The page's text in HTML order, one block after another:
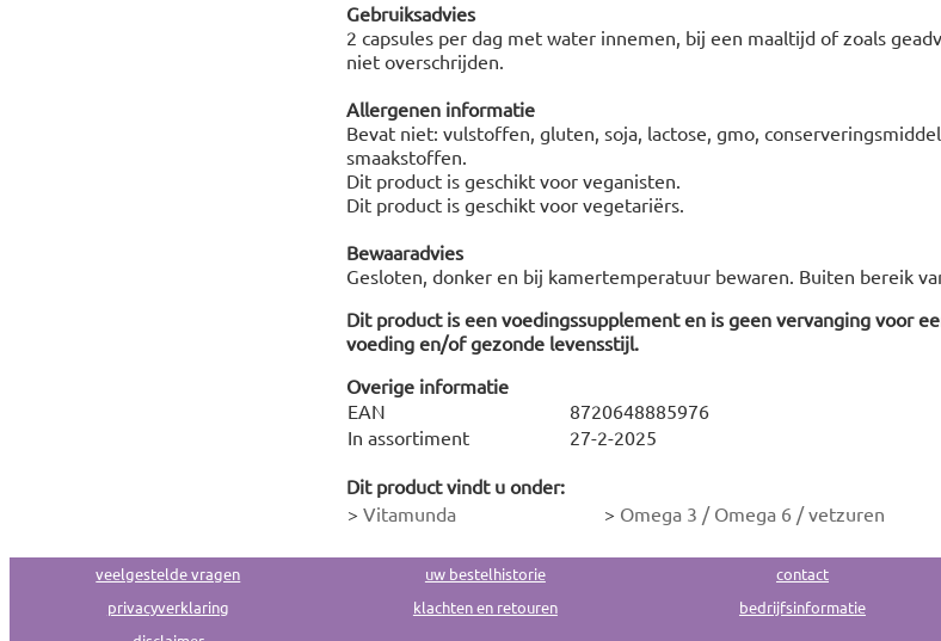
Gebruiksadvies
2 capsules per dag met water innemen, bij een maaltijd of zoals
niet overschrijden.
Allergenen informatie
Bevat niet: vulstoffen, gluten, soja, lactose, gmo,
smaakstoffen.
Dit product is geschikt voor veganisten.
Dit product is geschikt voor vegetariërs.
Bewaaradvies
Gesloten, donker en bij kamertemperatuur bewaren. Buiten bereik
Dit product is een voedingssupplement en is geen vervanging voor
voeding en/of gezonde levensstijl.
Overige informatie
EAN
8720648885976
In assortiment
27-2-2025
Dit product vindt u onder:
> Vitamunda > Omega 3 / Omega 6 / vetzuren
veelgestelde vragen uw bestelhistorie contact
privacyverklaring
klachten en retouren bedrijfsinformatie